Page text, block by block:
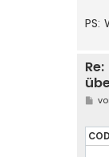
PS:
B
t
r